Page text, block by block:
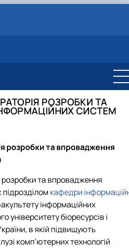
розробки та впровадження
хмарних технологій
126 (F6) "Інформаційні системи та
проблеми автоматизації та
та інноваційна робота
ПРОГРАМИ
програми
та рецензії освітньо-професійної
РОЗРОБКИ ТА
СИСТЕМ
розробки та впровадження
та впровадження
кафедри
інформаційних
університету біоресурсів і
в якій підвищують
комп’ютерних технологій